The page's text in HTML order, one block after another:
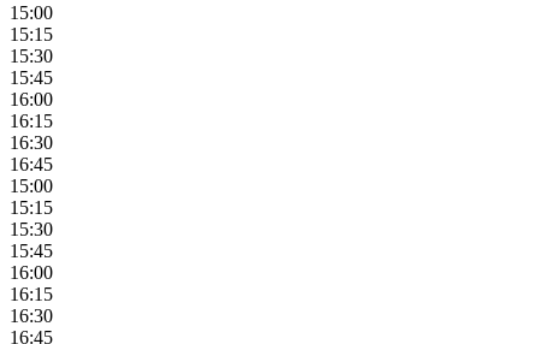
15:00
15:15
15:30
15:45
16:00
16:15
16:30
16:45
15:00
15:15
15:30
15:45
16:00
16:15
16:30
16:45